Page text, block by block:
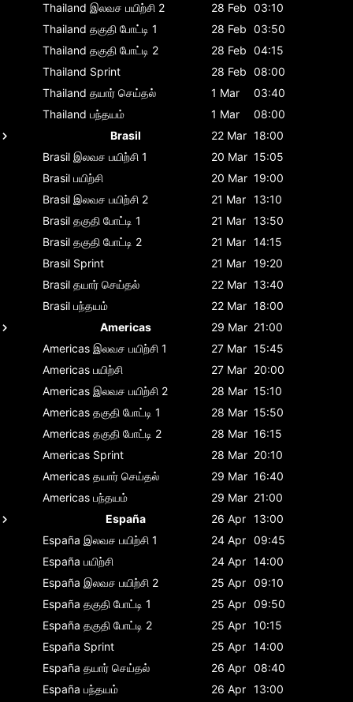
Thailand இலவச பயிற்சி 2 28 Feb 03:10
Thailand தகுதி போட்டி 1 28 Feb 03:50
Thailand தகுதி போட்டி 2 28 Feb 04:15
Thailand Sprint 28 Feb 08:00
Thailand தயார் செய்தல் 1 Mar
03:40
Thailand பந்தயம் 1 Mar
08:00
Brasil
22 Mar 18:00
Brasil இலவச பயிற்சி 1 20 Mar 15:05
Brasil பயிற்சி 20 Mar 19:00
Brasil இலவச பயிற்சி 2 21 Mar 13:10
Brasil தகுதி போட்டி 1 21 Mar 13:50
Brasil தகுதி போட்டி 2 21 Mar 14:15
Brasil Sprint 21 Mar 19:20
Brasil தயார் செய்தல் 22 Mar 13:40
Brasil பந்தயம் 22 Mar 18:00
Americas
29 Mar 21:00
Americas இலவச பயிற்சி 1 27 Mar 15:45
Americas பயிற்சி 27 Mar 20:00
Americas இலவச பயிற்சி 2 28 Mar 15:10
Americas தகுதி போட்டி 1 28 Mar 15:50
Americas தகுதி போட்டி 2 28 Mar 16:15
Americas Sprint 28 Mar 20:10
Americas தயார் செய்தல் 29 Mar 16:40
Americas பந்தயம் 29 Mar 21:00
España
26 Apr 13:00
España இலவச பயிற்சி 1 24 Apr 09:45
España பயிற்சி 24 Apr 14:00
España இலவச பயிற்சி 2 25 Apr 09:10
España தகுதி போட்டி 1 25 Apr 09:50
España தகுதி போட்டி 2 25 Apr 10:15
España Sprint 25 Apr 14:00
España தயார் செய்தல் 26 Apr 08:40
España பந்தயம் 26 Apr 13:00